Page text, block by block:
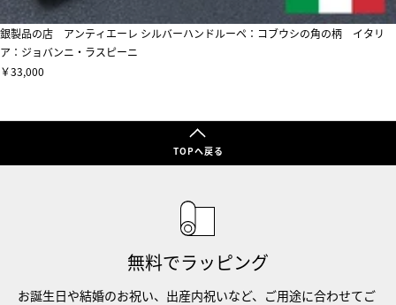
銀製品の店 アンティエーレ シルバーハンドルーペ：コブウシの角の柄 イタリ
ア：ジョバンニ・ラスピーニ
￥33,000
TOPへ戻る
無料でラッピング
お誕生日や結婚のお祝い、出産内祝いなど、ご用途に合わせてご